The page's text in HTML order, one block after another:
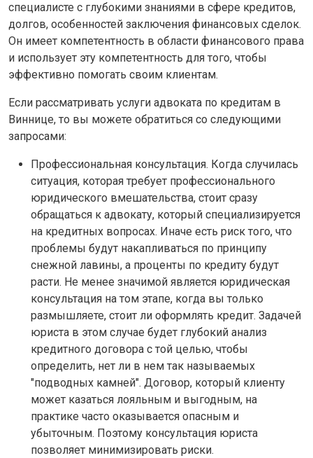
специалисте с глубокими знаниями в сфере кредитов,
долгов, особенностей заключения финансовых сделок.
Он имеет компетентность в области финансового права
и использует эту компетентность для того, чтобы
эффективно помогать своим клиентам.
Если рассматривать услуги адвоката по кредитам в
Виннице, то вы можете обратиться со следующими
запросами:
Профессиональная консультация. Когда случилась
ситуация, которая требует профессионального
юридического вмешательства, стоит сразу
обращаться к адвокату, который специализируется
на кредитных вопросах. Иначе есть риск того, что
проблемы будут накапливаться по принципу
снежной лавины, а проценты по кредиту будут
расти. Не менее значимой является юридическая
консультация на том этапе, когда вы только
размышляете, стоит ли оформлять кредит. Задачей
юриста в этом случае будет глубокий анализ
кредитного договора с той целью, чтобы
определить, нет ли в нем так называемых
"подводных камней". Договор, который клиенту
может казаться лояльным и выгодным, на
практике часто оказывается опасным и
убыточным. Поэтому консультация юриста
позволяет минимизировать риски.